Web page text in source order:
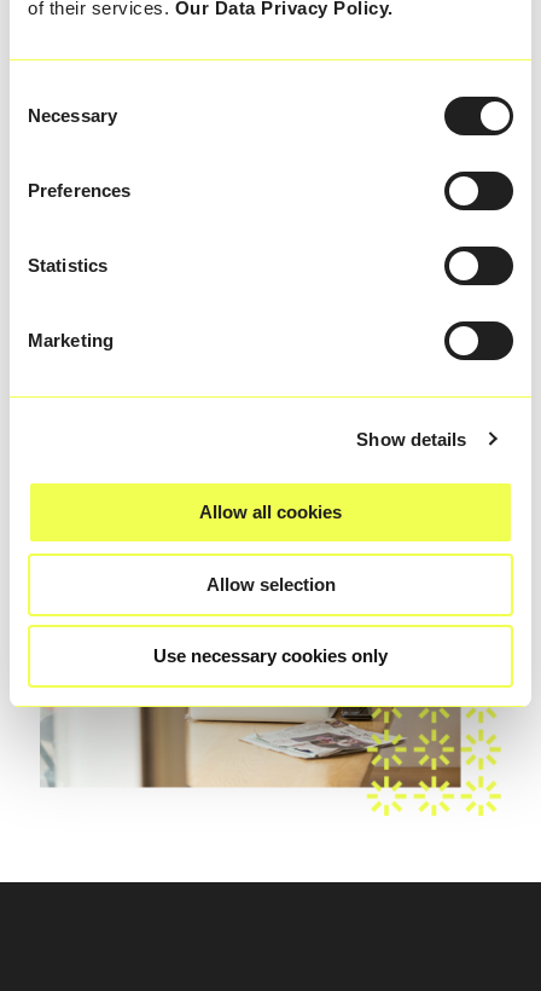
of their services. Our Data Privacy Policy.
Selection
Necessary
Preferences
Statistics
Marketing
Show details
Allow all cookies
Allow selection
Use necessary cookies only
Fachhändler steigerten signifikant die
können Sie das PDF downloaden
und Details erfahren.
PDF DOWNLOADEN